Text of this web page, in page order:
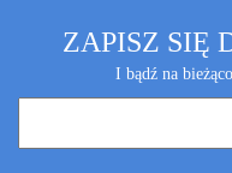
ZAPISZ SIĘ
I bądź na